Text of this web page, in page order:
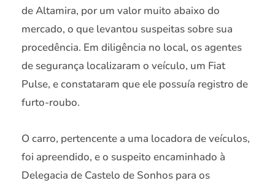
de Altamira, por um valor muito abaixo do
mercado, o que levantou suspeitas sobre sua
procedência. Em diligência no local, os agentes
de segurança localizaram o veículo, um Fiat
Pulse, e constataram que ele possuía registro de
furto-roubo.
O carro, pertencente a uma locadora de veículos,
foi apreendido, e o suspeito encaminhado à
Delegacia de Castelo de Sonhos para os